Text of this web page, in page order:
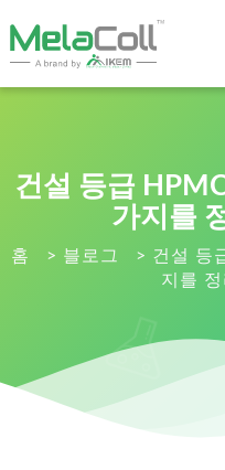
건설 등급
가지를
홈 > 블로그 > 건설 등
지를